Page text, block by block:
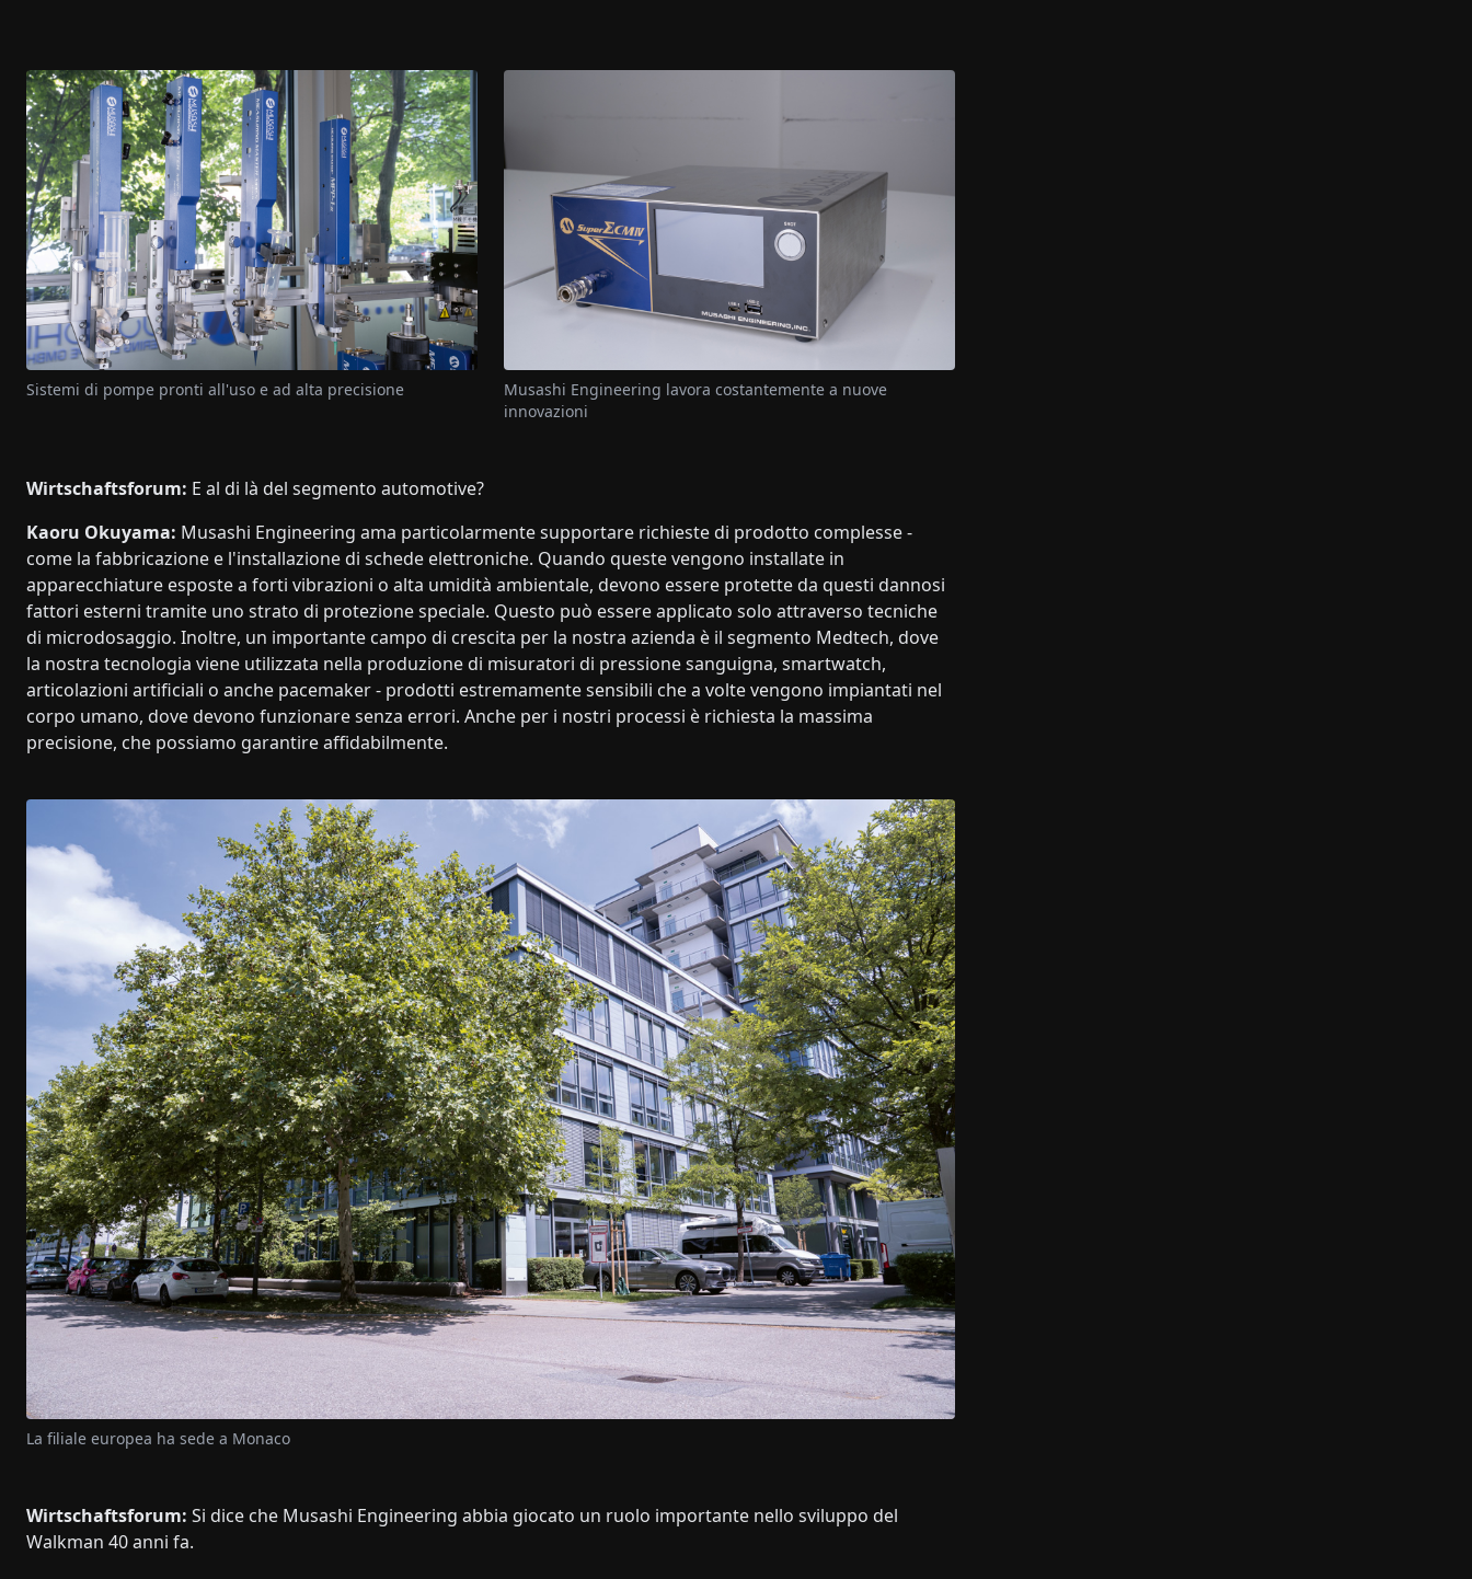
Sistemi di pompe pronti all'uso e ad alta precisione
Musashi Engineering lavora costantemente a nuove
innovazioni
Wirtschaftsforum: E al di là del segmento automotive?
Kaoru Okuyama: Musashi Engineering ama particolarmente supportare richieste di prodotto complesse -
come la fabbricazione e l'installazione di schede elettroniche. Quando queste vengono installate in
apparecchiature esposte a forti vibrazioni o alta umidità ambientale, devono essere protette da questi dannosi
fattori esterni tramite uno strato di protezione speciale. Questo può essere applicato solo attraverso tecniche
di microdosaggio. Inoltre, un importante campo di crescita per la nostra azienda è il segmento Medtech, dove
la nostra tecnologia viene utilizzata nella produzione di misuratori di pressione sanguigna, smartwatch,
articolazioni artificiali o anche pacemaker - prodotti estremamente sensibili che a volte vengono impiantati nel
corpo umano, dove devono funzionare senza errori. Anche per i nostri processi è richiesta la massima
precisione, che possiamo garantire affidabilmente.
La filiale europea ha sede a Monaco
Wirtschaftsforum: Si dice che Musashi Engineering abbia giocato un ruolo importante nello sviluppo del
Walkman 40 anni fa.